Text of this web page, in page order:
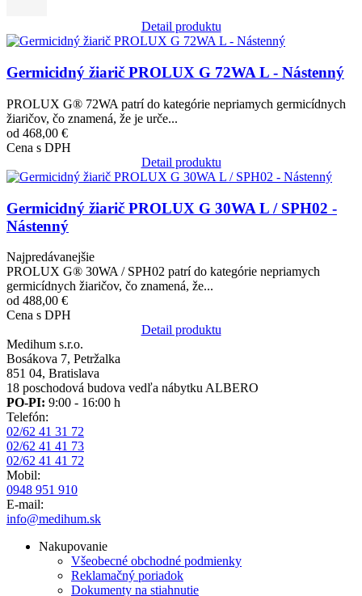
Detail produktu
Obrázok
Germicidný žiarič PROLUX G 72WA L - Nástenný
PROLUX G® 72WA patrí do kategórie nepriamych germicídnych
žiaričov, čo znamená, že je urče...
od 468,00 €
Cena s DPH
Detail produktu
Obrázok
Germicidný žiarič PROLUX G 30WA L / SPH02 -
Nástenný
Najpredávanejšie
PROLUX G® 30WA / SPH02 patrí do kategórie nepriamych
germicídnych žiaričov, čo znamená, že...
od 488,00 €
Cena s DPH
Detail produktu
Medihum s.r.o.
Bosákova 7, Petržalka
851 04, Bratislava
18 poschodová budova vedľa nábytku ALBERO
PO-PI: 9:00 - 16:00 h
Telefón:
02/62 41 31 72
02/62 41 41 73
02/62 41 41 72
Mobil:
0948 951 910
E-mail:
info@medihum.sk
Nakupovanie
Všeobecné obchodné podmienky
Reklamačný poriadok
Dokumenty na stiahnutie